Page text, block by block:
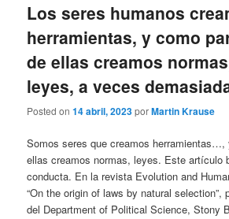
Los seres humanos
herramientas, y como
de ellas creamos
leyes, a veces
Posted on14 abril, 2023porMartin Krause
Somos seres que creamos herramientas…,
ellas creamos normas, leyes. Este artículo
conducta. En la revista Evolution and
“On the origin of laws by natural selection”,
del Department of Political Science, Stony